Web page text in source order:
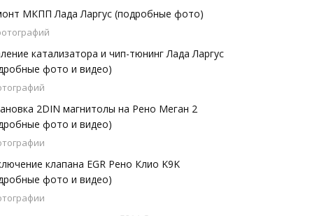
МКПП Лада Ларгус (подробные фото)
катализатора и чип-тюнинг Лада Ларгус
фото и видео)
2DIN магнитолы на Рено Меган 2
фото и видео)
клапана EGR Рено Клио K9K
фото и видео)